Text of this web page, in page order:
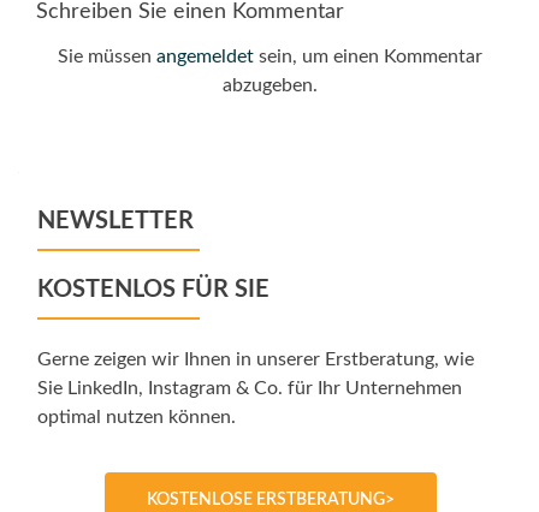
Schreiben Sie einen Kommentar
Sie müssen angemeldetsein, um einen Kommentar
abzugeben.
NEWSLETTER
KOSTENLOS FÜR SIE
Gerne zeigen wir Ihnen in unserer Erstberatung, wie
Sie LinkedIn, Instagram & Co. für Ihr Unternehmen
optimal nutzen können.
KOSTENLOSE ERSTBERATUNG>